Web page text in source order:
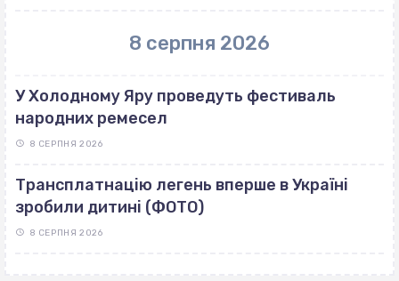
8 серпня 2026
У Холодному Яру проведуть фестиваль
народних ремесел
8 СЕРПНЯ 2026
Трансплатнацію легень вперше в Україні
зробили дитині (ФОТО)
8 СЕРПНЯ 2026